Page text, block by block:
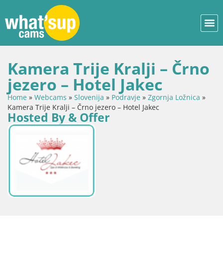
Kamera Trije Kralji – Črno
jezero – Hotel Jakec
Home » Webcams » Slovenija » Podravje » Zgornja Ložnica »
Kamera Trije Kralji – Črno jezero – Hotel Jakec
Hosted By & Offer